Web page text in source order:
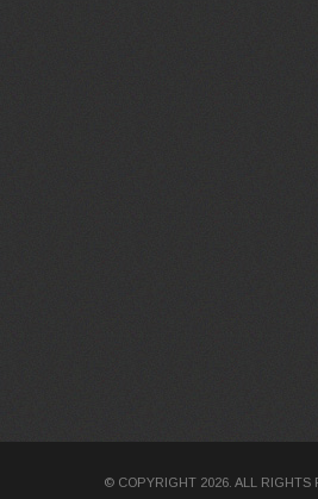
© COPYRIGHT 2026. ALL RIGHTS